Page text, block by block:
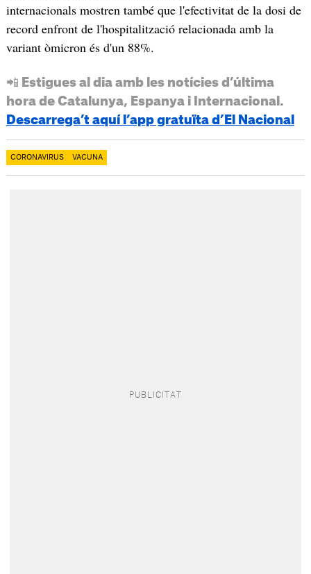
internacionals mostren també que l'efectivitat de la dosi de
record enfront de l'hospitalització relacionada amb la
variant òmicron és d'un 88%.
📲 Estigues al dia amb les notícies d’última
hora de Catalunya, Espanya i Internacional.
Descarrega’t aquí l’app gratuïta d’El Nacional
CORONAVIRUS VACUNA